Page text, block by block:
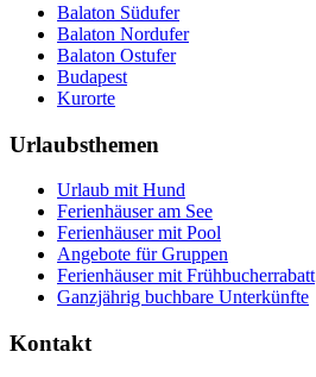
Balaton Südufer
Balaton Nordufer
Balaton Ostufer
Budapest
Kurorte
Urlaubsthemen
Urlaub mit Hund
Ferienhäuser am See
Ferienhäuser mit Pool
Angebote für Gruppen
Ferienhäuser mit Frühbucherrabatt
Ganzjährig buchbare Unterkünfte
Kontakt